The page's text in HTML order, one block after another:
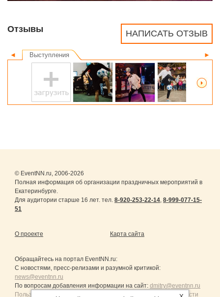
НАПИСАТЬ ОТЗЫВ
Отзывы
◄ ►
Выступления
© EventNN.ru, 2006-2026
Полная информация об организации праздничных мероприятий в
Екатеринбурге.
Для аудитории старше 16 лет. тел. 8-920-253-22-14, 8-999-077-15-
51
О проекте Карта сайта
Обращайтесь на портал EventNN.ru:
С новостями, пресс-релизами и разумной критикой:
news@eventnn.ru
По вопросам добавления информации на сайт: dmitry@eventnn.ru
Пользовательское Соглашение и политика конфиденциальности